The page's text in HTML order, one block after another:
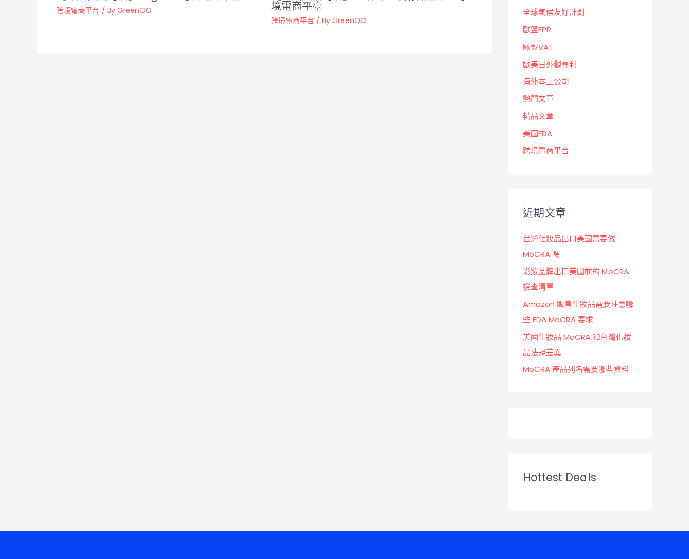
跨境電商平台 / By GreenOO 境電商平臺
跨境電商平台 / By GreenOO
全球氣候友好計劃
歐盟EPR
歐盟VAT
歐美日外觀專利
海外本土公司
熱門文章
精品文章
美國FDA
跨境電商平台
近期文章
台灣化妝品出口美國需要做
MoCRA 嗎
彩妝品牌出口美國前的 MoCRA
檢查清單
Amazon 販售化妝品需要注意哪
些 FDA MoCRA 要求
美國化妝品 MoCRA 和台灣化妝
品法規差異
MoCRA 產品列名需要哪些資料
Hottest Deals